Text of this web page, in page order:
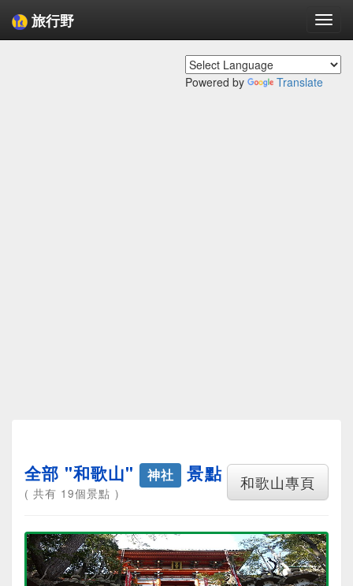
旅行野
Powered by Translate
和歌山專頁
全部 "和歌山" 神社 景點
( 共有 19個景點 )